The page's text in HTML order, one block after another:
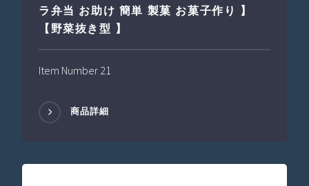
ラ弁当 お助け 簡単 製菓 お菓子作り 】
【野菜抜き型 】
Item Number 21
商品詳細